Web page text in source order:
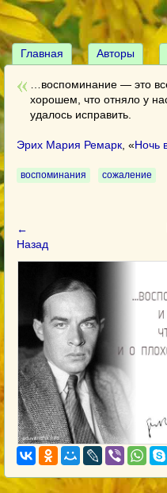
Главная Авторы
…воспоминание — это
хорошем, что отняло у
удалось исправить.
Эрих Мария Ремарк , «Ночь
воспоминания сожаление
←
Назад